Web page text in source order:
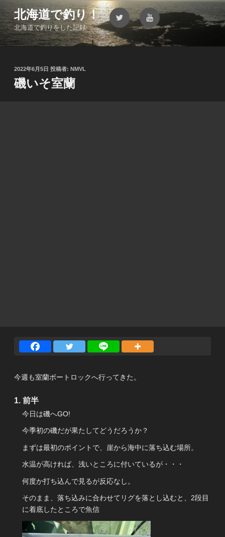
ン
テ
ン
北海道で釣り！
北海道で釣りをした記録
Twitter YouTube
投
稿
日:
2022年6月5日 投稿者: NMVL
磯いそ室蘭
今週も室蘭ボートロックへ行ってきた。
前半
今日は磯へGO!
今季初の磯だが果たしてどうだろうか？
まずは最初のポイントで、崖から海中に落ち込む場所。
水温が高ければ、浅いところに付いているが・・・
何度か打ち込んで見るが反応なし。
そのまま、落ち込みに合わせてリグを落とし込むと、2段目
に着底したところで魚信